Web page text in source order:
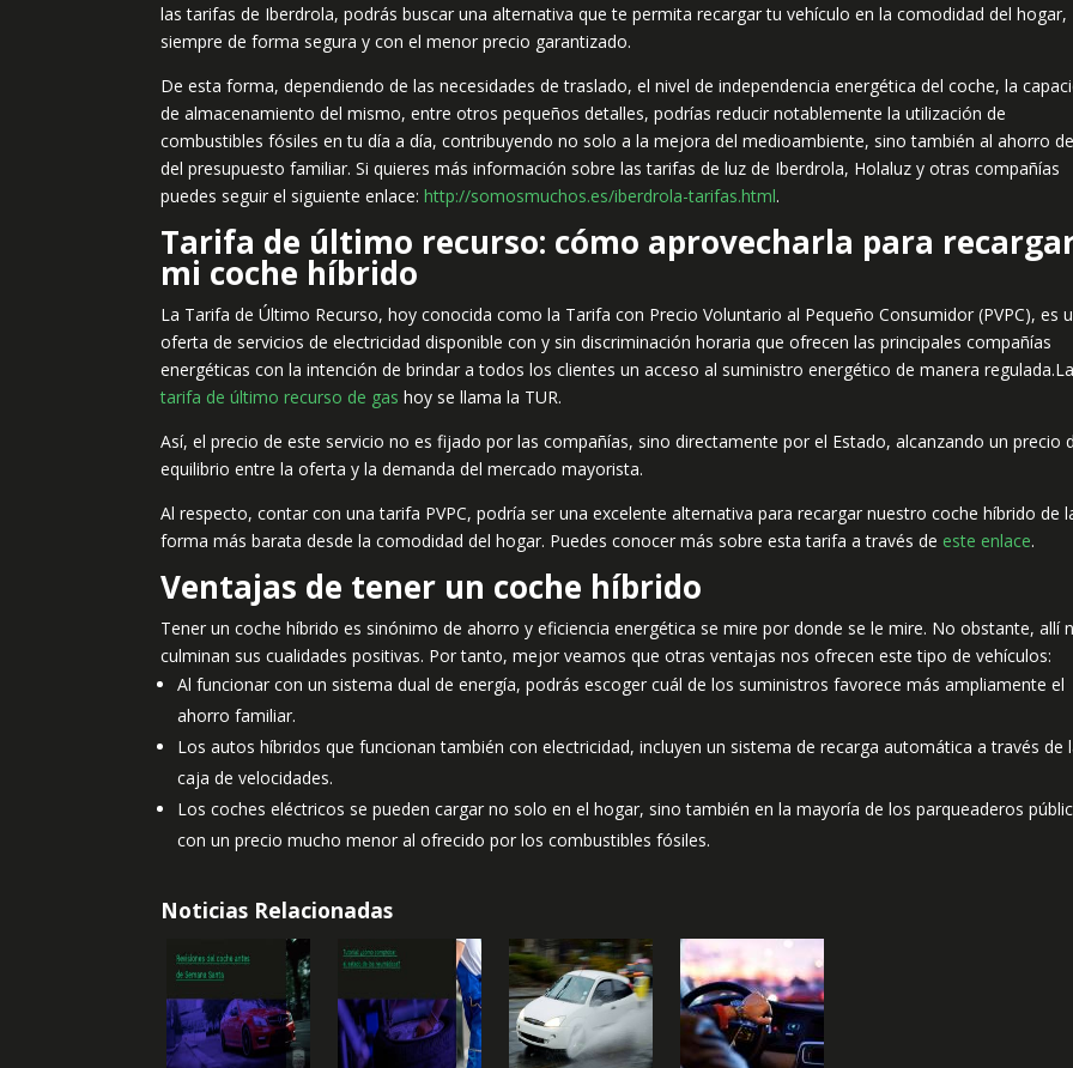
las tarifas de Iberdrola, podrás buscar una alternativa que te permita recargar tu vehículo en la comodidad del hogar,
siempre de forma segura y con el menor precio garantizado.
De esta forma, dependiendo de las necesidades de traslado, el nivel de independencia energética del coche, la
de almacenamiento del mismo, entre otros pequeños detalles, podrías reducir notablemente la utilización de
combustibles fósiles en tu día a día, contribuyendo no solo a la mejora del medioambiente, sino también al ahorro
del presupuesto familiar. Si quieres más información sobre las tarifas de luz de Iberdrola, Holaluz y otras compañías
puedes seguir el siguiente enlace:http://somosmuchos.es/iberdrola-tarifas.html.
Tarifa de último recurso: cómo aprovecharla para
mi coche híbrido
La Tarifa de Último Recurso, hoy conocida como la Tarifa con Precio Voluntario al Pequeño Consumidor (PVPC), es
oferta de servicios de electricidad disponible con y sin discriminación horaria que ofrecen las principales compañías
energéticas con la intención de brindar a todos los clientes un acceso al suministro energético de manera regulada.La
tarifa de último recurso de gas hoy se llama la TUR.
Así, el precio de este servicio no es fijado por las compañías, sino directamente por el Estado, alcanzando un precio
equilibrio entre la oferta y la demanda del mercado mayorista.
Al respecto, contar con una tarifa PVPC, podría ser una excelente alternativa para recargar nuestro coche híbrido de
forma más barata desde la comodidad del hogar. Puedes conocer más sobre esta tarifa a través de este enlace.
Ventajas de tener un coche híbrido
Tener un coche híbrido es sinónimo de ahorro y eficiencia energética se mire por donde se le mire. No obstante, allí
culminan sus cualidades positivas. Por tanto, mejor veamos que otras ventajas nos ofrecen este tipo de vehículos:
Al funcionar con un sistema dual de energía, podrás escoger cuál de los suministros favorece más ampliamente el
ahorro familiar.
Los autos híbridos que funcionan también con electricidad, incluyen un sistema de recarga automática a través de
caja de velocidades.
Los coches eléctricos se pueden cargar no solo en el hogar, sino también en la mayoría de los parqueaderos
con un precio mucho menor al ofrecido por los combustibles fósiles.
Noticias Relacionadas